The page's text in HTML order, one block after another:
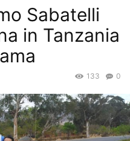
Sabatelli
in Tanzania
0
133